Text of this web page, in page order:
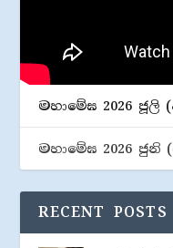
මහාමේඝ 2026
මහාමේඝ 2026
RECENT POSTS